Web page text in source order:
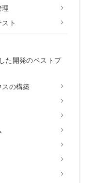
ト
た開発のベストプ
の構築